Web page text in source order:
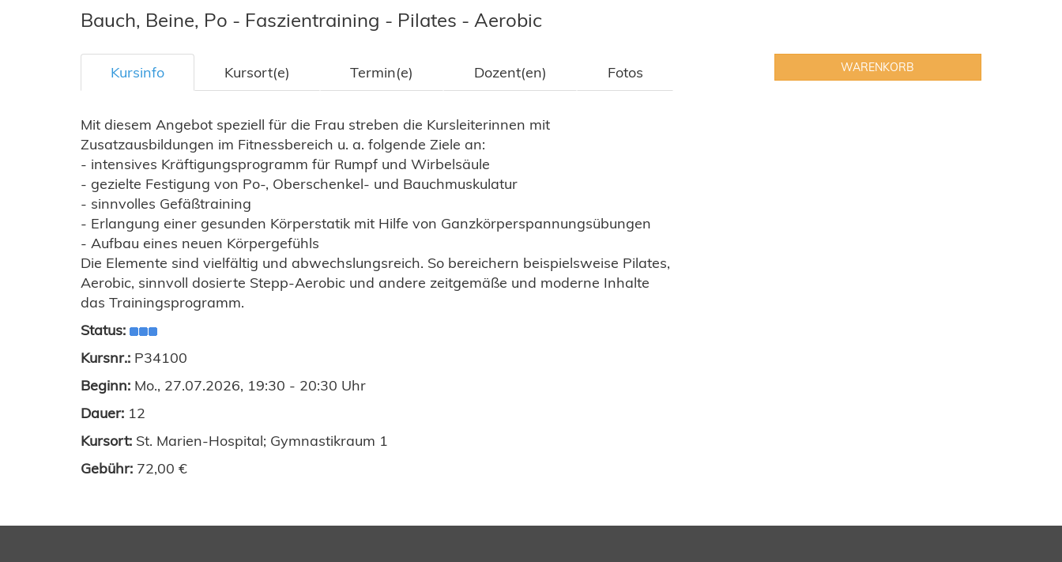
Bauch, Beine, Po - Faszientraining - Pilates - Aerobic
Kursinfo Kursort(e) Termin(e) Dozent(en) Fotos
Mit diesem Angebot speziell für die Frau streben die Kursleiterinnen mit
Zusatzausbildungen im Fitnessbereich u. a. folgende Ziele an:
- intensives Kräftigungsprogramm für Rumpf und Wirbelsäule
- gezielte Festigung von Po-, Oberschenkel- und Bauchmuskulatur
- sinnvolles Gefäßtraining
- Erlangung einer gesunden Körperstatik mit Hilfe von Ganzkörperspannungsübungen
- Aufbau eines neuen Körpergefühls
Die Elemente sind vielfältig und abwechslungsreich. So bereichern beispielsweise Pilates,
Aerobic, sinnvoll dosierte Stepp-Aerobic und andere zeitgemäße und moderne Inhalte
das Trainingsprogramm.
Status:
Kursnr.: P34100
Beginn: Mo., 27.07.2026, 19:30 - 20:30 Uhr
Dauer: 12
Kursort: St. Marien-Hospital; Gymnastikraum 1
Gebühr: 72,00 €
WARENKORB